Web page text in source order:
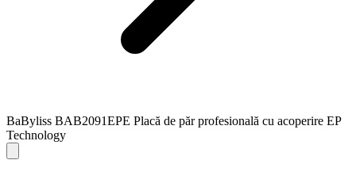
BaByliss BAB2091EPE Placă de păr profesională cu acoperire EP
Technology